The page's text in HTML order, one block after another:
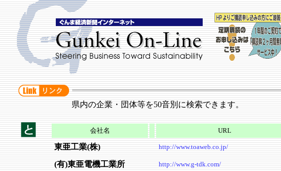
県内の企業・団体等を50音別に検索できます。
会社名 URL
東亜工業(株) http://www.toaweb.co.jp/
(有)東亜電機工業所 http://www.g-tdk.com/